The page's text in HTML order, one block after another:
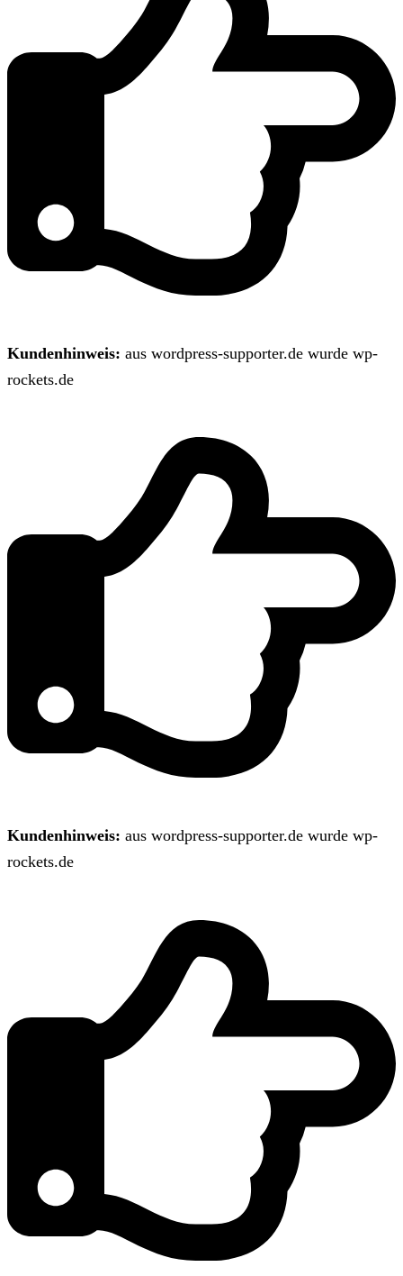
Kundenhinweis: aus wordpress-supporter.de wurde wp-
rockets.de
Kundenhinweis: aus wordpress-supporter.de wurde wp-
rockets.de